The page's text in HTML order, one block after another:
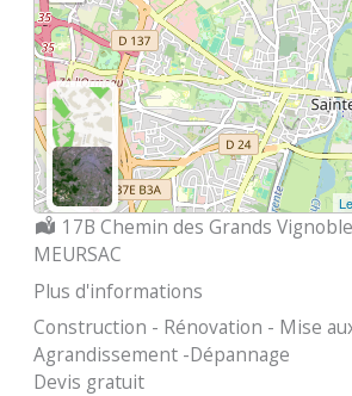
Localisation :
17B Chemin des Grands
MEURSAC
Plus d'informations
Construction - Rénovation - Mise
Agrandissement -Dépannage
Devis gratuit